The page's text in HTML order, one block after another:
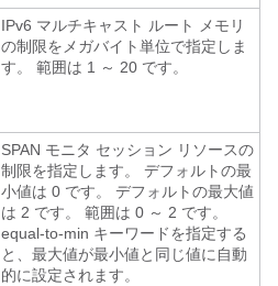
IPv6 マルチキャスト ルート メモリ
の制限をメガバイト単位で指定しま
す。 範囲は 1 ～ 20 です。
SPAN モニタ セッション リソースの
制限を指定します。 デフォルトの最
小値は 0 です。 デフォルトの最大値
は 2 です。 範囲は 0 ～ 2 です。
equal-to-min キーワードを指定する
と、最大値が最小値と同じ値に自動
的に設定されます。